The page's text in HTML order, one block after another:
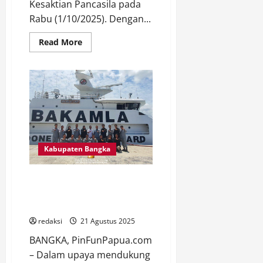
Kesaktian Pancasila pada
Rabu (1/10/2025). Dengan...
Read MoreRead
more
Papua
Barat
Gelar
Upacara
Hari
Kesaktian
Pancasila,
Lakotani
Tegaskan
Komitmen
Gaungkan
Ideologi
Kabupaten Bangka
redaksi 21 Agustus 2025
BANGKA, PinFunPapua.com
– Dalam upaya mendukung